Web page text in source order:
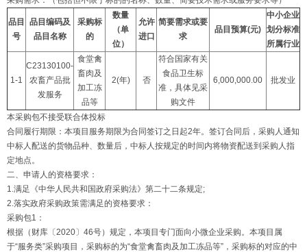
品目
号
品目编码及
品目名称
采购标
的
数量
（单
位）
允许
进口
简要需求或要
求
品目预算(元)
中小企业
划分标准
所属行业
1-1
C23130100-
农畜产品批
发服务
食堂禽
畜肉及
加工冻
品等
2(年) 否
符合国家有关
食品卫生标
准，具体见采
购文件
6,000,000.00 批发业
本采购包不接受联合体投标
合同履行期限：本项目服务期限为合同签订之日起2年。签订合同后，采购人通知
中标人配送的货物品种、数量后，中标人按规定的时间内将物资配送到采购人指
定地点。
二、申请人的资格要求：
1.满足《中华人民共和国政府采购法》第二十二条规定;
2.落实政府采购政策需满足的资格要求：
采购包1：
根据（财库〔2020〕46号）规定，本项目专门面向小微企业采购。本项目属
于“服务类”采购项目，采购标的为“食堂禽畜肉及加工冻品等”，采购标的对应的中